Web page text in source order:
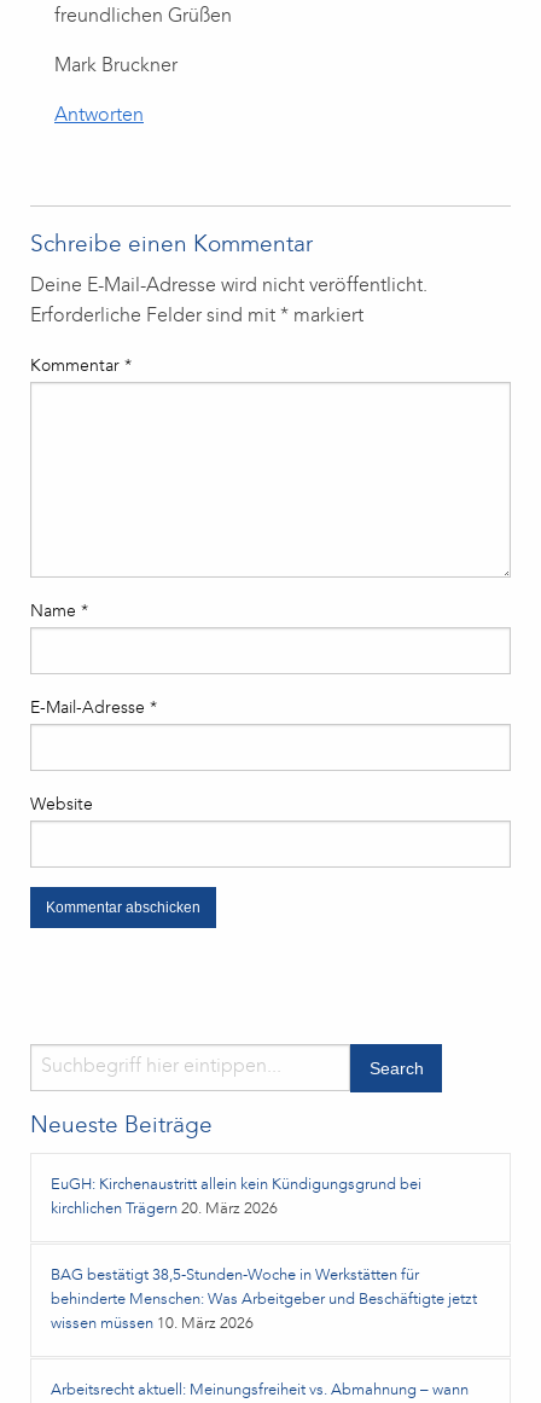
freundlichen Grüßen
Mark Bruckner
Antworten
Schreibe einen Kommentar
Deine E-Mail-Adresse wird nicht veröffentlicht.
Erforderliche Felder sind mit * markiert
Kommentar *
Name *
E-Mail-Adresse *
Website
Neueste Beiträge
EuGH: Kirchenaustritt allein kein Kündigungsgrund bei
kirchlichen Trägern 20. März 2026
BAG bestätigt 38,5‑Stunden‑Woche in Werkstätten für
behinderte Menschen: Was Arbeitgeber und Beschäftigte jetzt
wissen müssen 10. März 2026
Arbeitsrecht aktuell: Meinungsfreiheit vs. Abmahnung – wann